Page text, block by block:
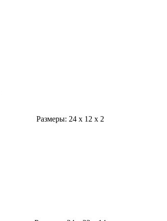
Размеры: 24 x 12 x 2